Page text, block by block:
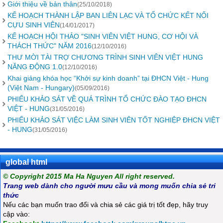
Giới thiệu về bản thân(25/10/2018)
KẾ HOẠCH THÀNH LẬP BAN LIÊN LẠC VÀ TỔ CHỨC KẾT NỐI
CỰU SINH VIÊN(14/01/2017)
KẾ HOẠCH HỘI THẢO "SINH VIÊN VIỆT HUNG, CƠ HỘI VÀ
THÁCH THỨC" NĂM 2016(12/10/2016)
THƯ MỜI TÀI TRỢ CHƯƠNG TRÌNH SINH VIÊN VIỆT HUNG
NĂNG ĐỘNG 1.0(12/10/2016)
Khai giảng khóa học “Khởi sự kinh doanh” tại ĐHCN Việt - Hung
(Việt Nam - Hungary)(05/09/2016)
PHIẾU KHẢO SÁT VỀ QUÁ TRÌNH TỔ CHỨC ĐÀO TẠO ĐHCN
VIỆT - HUNG(31/05/2016)
PHIẾU KHẢO SÁT VIỆC LÀM SINH VIÊN TỐT NGHIỆP ĐHCN VIỆT
- HUNG(31/05/2016)
global html
© Copyright 2015 Ma Ha Nguyen All right reserved.
Trang web dành cho người mưu cầu và mong muốn chia sẻ tri
thức
Nếu các bạn muốn trao đổi và chia sẻ các giá trị tốt đẹp, hãy truy
cập vào: